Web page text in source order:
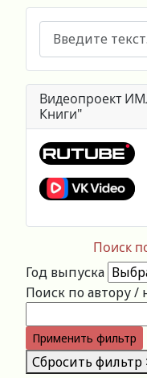
Поиск
Видеопроект
Книги"
Поиск
Год выпуска
Поиск по автору /
Применить фильтр